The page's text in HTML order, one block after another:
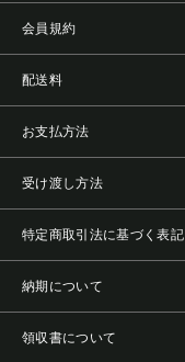
会員規約
配送料
お支払方法
受け渡し方法
特定商取引法に基づく表記
納期について
領収書について